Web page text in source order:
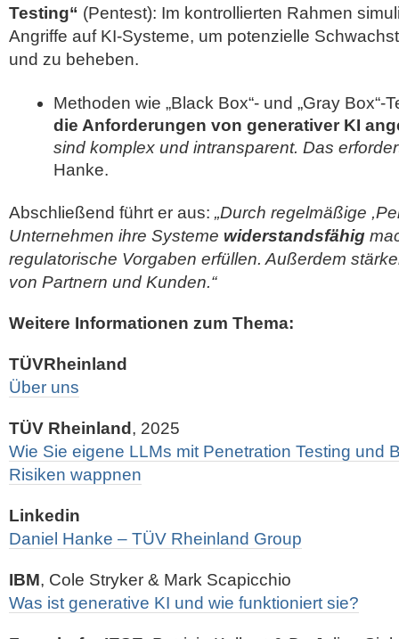
Testing“ (Pentest): Im kontrollierten Rahmen
Angriffe auf KI-Systeme, um potenzielle
und zu beheben.
Methoden wie „Black Box“- und „Gray
die Anforderungen von generativer KI
sind komplex und intransparent. Das
Hanke.
Abschließend führt er aus: „Durch regelmäßige
Unternehmen ihre Systeme widerstandsfähig
regulatorische Vorgaben erfüllen. Außerdem
von Partnern und Kunden.“
Weitere Informationen zum Thema:
TÜVRheinland
Über uns
TÜV Rheinland , 2025
Wie Sie eigene LLMs mit Penetration Testing und
Risiken wappnen
Linkedin
Daniel Hanke – TÜV Rheinland Group
IBM, Cole Stryker & Mark Scapicchio
Was ist generative KI und wie funktioniert sie?